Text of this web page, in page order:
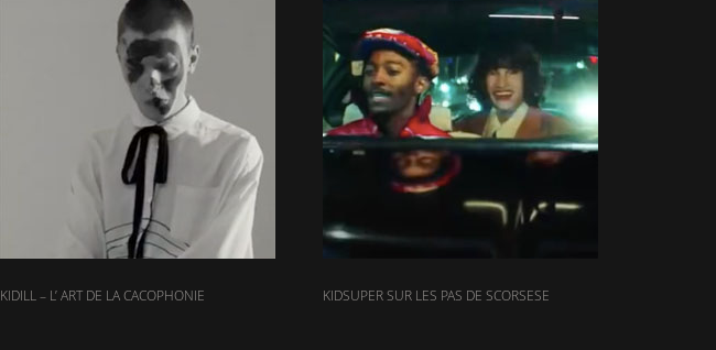
KIDILL – L’ ART DE LA CACOPHONIE KIDSUPER SUR LES PAS DE SCORSESE